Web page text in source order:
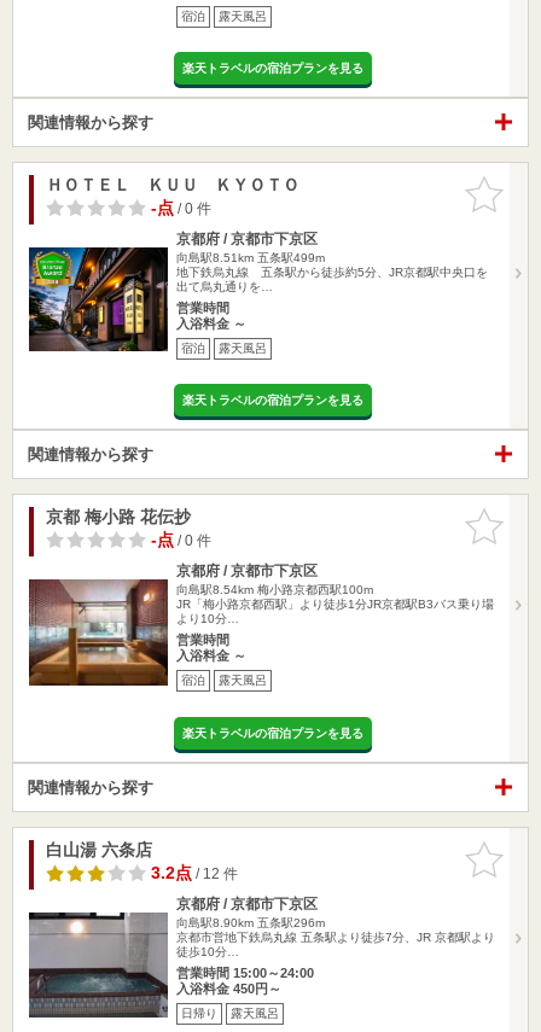
宿泊 露天風呂
楽天トラベルの宿泊プランを見る
関連情報から探す
お気に入
りに追加
ＨＯＴＥＬ ＫＵＵ ＫＹＯＴＯ
-点/ 0 件
京都府 / 京都市下京区
向島駅8.51km 五条駅499m
地下鉄烏丸線 五条駅から徒歩約5分、JR京都駅中央口を
出て烏丸通りを…
営業時間
入浴料金 ～
宿泊 露天風呂
楽天トラベルの宿泊プランを見る
関連情報から探す
お気に入
りに追加
京都 梅小路 花伝抄
-点/ 0 件
京都府 / 京都市下京区
向島駅8.54km 梅小路京都西駅100m
JR「梅小路京都西駅」より徒歩1分JR京都駅B3バス乗り場
より10分…
営業時間
入浴料金 ～
宿泊 露天風呂
楽天トラベルの宿泊プランを見る
関連情報から探す
お気に入
りに追加
白山湯 六条店
3.2点/ 12 件
京都府 / 京都市下京区
向島駅8.90km 五条駅296m
京都市営地下鉄烏丸線 五条駅より徒歩7分、JR 京都駅より
徒歩10分…
営業時間 15:00～24:00
入浴料金 450円～
日帰り 露天風呂